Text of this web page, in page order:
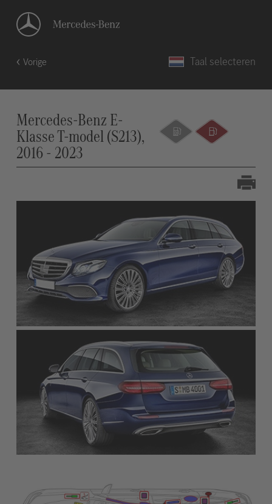
Vorige Taal selecteren
Mercedes-Benz E-
Klasse T-model (S213),
2016 - 2023